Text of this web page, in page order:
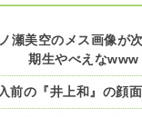
ノ瀬美空のメス画像が
期生やべえなwww
入前の『井上和』の顔